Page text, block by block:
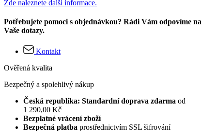
Zde naleznete další informace.
Potřebujete pomoci s objednávkou? Rádi Vám odpovíme na
Vaše dotazy.
Kontakt
Ověřená kvalita
Bezpečný a spolehlivý nákup
Česká republika: Standardní doprava zdarma od
1 290,00 Kč
Bezplatné vrácení zboží
Bezpečná platba prostřednictvím SSL šifrování